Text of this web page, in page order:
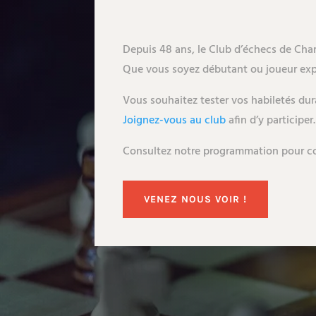
Depuis 48 ans, le Club d’échecs de
Que vous soyez débutant ou joueur
Vous souhaitez tester vos habiletés
Joignez-vous au clubafin d’y participer.
Consultez notre programmation pour
VENEZ NOUS VOIR !